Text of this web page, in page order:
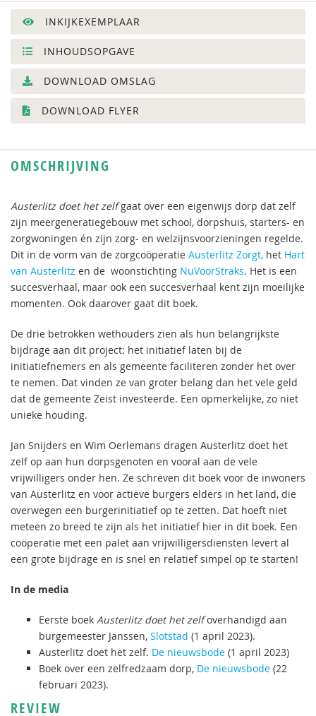
INKIJKEXEMPLAAR
INHOUDSOPGAVE
DOWNLOAD OMSLAG
DOWNLOAD FLYER
OMSCHRIJVING
Austerlitz doet het zelfgaat over een eigenwijs dorp dat zelf
zijn meergeneratiegebouw met school, dorpshuis, starters- en
zorgwoningen én zijn zorg- en welzijnsvoorzieningen regelde.
Dit in de vorm van de zorgcoöperatie Austerlitz Zorgt, het Hart
van Austerlitz en de woonstichting NuVoorStraks. Het is een
succesverhaal, maar ook een succesverhaal kent zijn moeilijke
momenten. Ook daarover gaat dit boek.
De drie betrokken wethouders zien als hun belangrijkste
bijdrage aan dit project: het initiatief laten bij de
initiatiefnemers en als gemeente faciliteren zonder het over
te nemen. Dat vinden ze van groter belang dan het vele geld
dat de gemeente Zeist investeerde. Een opmerkelijke, zo niet
unieke houding.
Jan Snijders en Wim Oerlemans dragen Austerlitz doet het
zelf op aan hun dorpsgenoten en vooral aan de vele
vrijwilligers onder hen. Ze schreven dit boek voor de inwoners
van Austerlitz en voor actieve burgers elders in het land, die
overwegen een burgerinitiatief op te zetten. Dat hoeft niet
meteen zo breed te zijn als het initiatief hier in dit boek. Een
coöperatie met een palet aan vrijwilligersdiensten levert al
een grote bijdrage en is snel en relatief simpel op te starten!
In de media
Eerste boek Austerlitz doet het zelfoverhandigd aan
burgemeester Janssen, Slotstad (1 april 2023).
Austerlitz doet het zelf. De nieuwsbode (1 april 2023)
Boek over een zelfredzaam dorp, De nieuwsbode (22
februari 2023).
REVIEW